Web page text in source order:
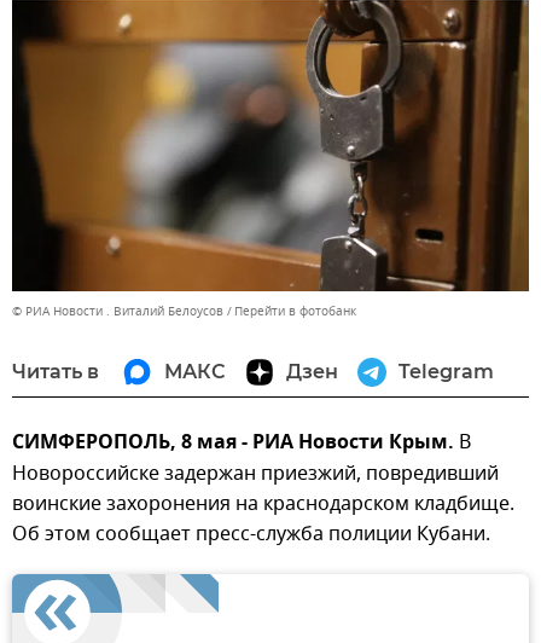
© РИА Новости . Виталий Белоусов Перейти в фотобанк
Читать в МАКС Дзен Telegram
СИМФЕРОПОЛЬ, 8 мая - РИА Новости Крым. В
Новороссийске задержан приезжий, повредивший
воинские захоронения на краснодарском кладбище.
Об этом сообщает пресс-служба полиции Кубани.